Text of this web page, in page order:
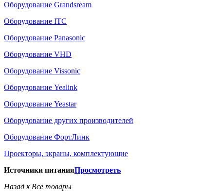
Оборудование Grandsream
Оборудование ITC
Оборудование Panasonic
Оборудование VHD
Оборудование Vissonic
Оборудование Yealink
Оборудование Yeastar
Оборудование других производителей
Оборудование ФортЛинк
Проекторы, экраны, комплектующие
Источники питанияПросмотреть
Назад к Все товары